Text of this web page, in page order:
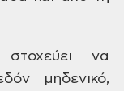
να
μηδενικό,